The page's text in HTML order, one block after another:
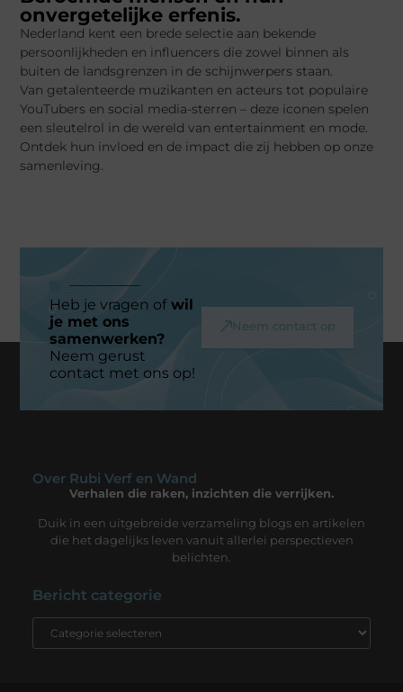
onvergetelijke erfenis.
Nederland kent een brede selectie aan bekende
persoonlijkheden en influencers die zowel binnen als
buiten de landsgrenzen in de schijnwerpers staan.
Van getalenteerde muzikanten en acteurs tot populaire
YouTubers en social media-sterren – deze iconen spelen
een sleutelrol in de wereld van entertainment en mode.
Ontdek hun invloed en de impact die zij hebben op onze
samenleving.
Heb je vragen ofwil
je met ons
samenwerken?
Neem gerust
contact met ons op!
Neem contact op
Over Rubi Verf en Wand
Verhalen die raken, inzichten die verrijken.
Duik in een uitgebreide verzameling blogs en artikelen
die het dagelijks leven vanuit allerlei perspectieven
belichten.
Bericht categorie